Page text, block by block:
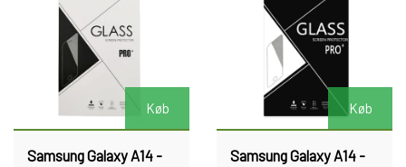
Køb
Samsung Galaxy A14 -
Køb
Samsung Galaxy A14 -